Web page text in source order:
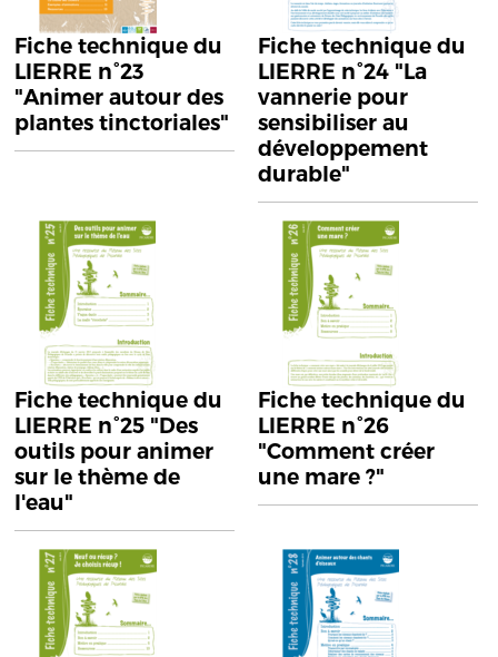
Fiche technique du
LIERRE n°23
"Animer autour des
plantes tinctoriales"
Fiche technique du
LIERRE n°24 "La
vannerie pour
sensibiliser au
développement
durable"
Fiche technique du
LIERRE n°25 "Des
outils pour animer
sur le thème de
l'eau"
Fiche technique du
LIERRE n°26
"Comment créer
une mare ?"